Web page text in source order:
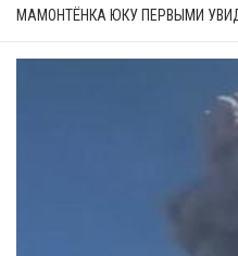
МАМОНТЁНКА ЮКУ ПЕРВЫМИ